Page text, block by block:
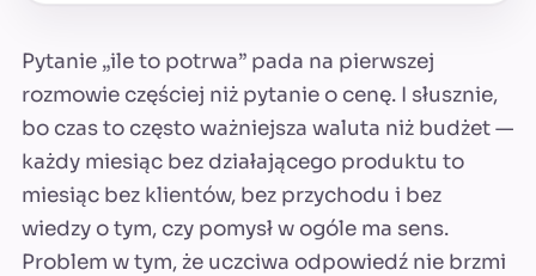
Pytanie „ile to potrwa” pada na pierwszej
rozmowie częściej niż pytanie o cenę. I słusznie,
bo czas to często ważniejsza waluta niż budżet —
każdy miesiąc bez działającego produktu to
miesiąc bez klientów, bez przychodu i bez
wiedzy o tym, czy pomysł w ogóle ma sens.
Problem w tym, że uczciwa odpowiedź nie brzmi